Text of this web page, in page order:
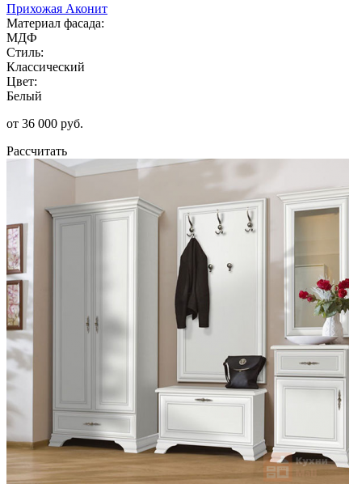
Прихожая Аконит
Материал фасада:
МДФ
Стиль:
Классический
Цвет:
Белый
от 36 000 руб.
Рассчитать